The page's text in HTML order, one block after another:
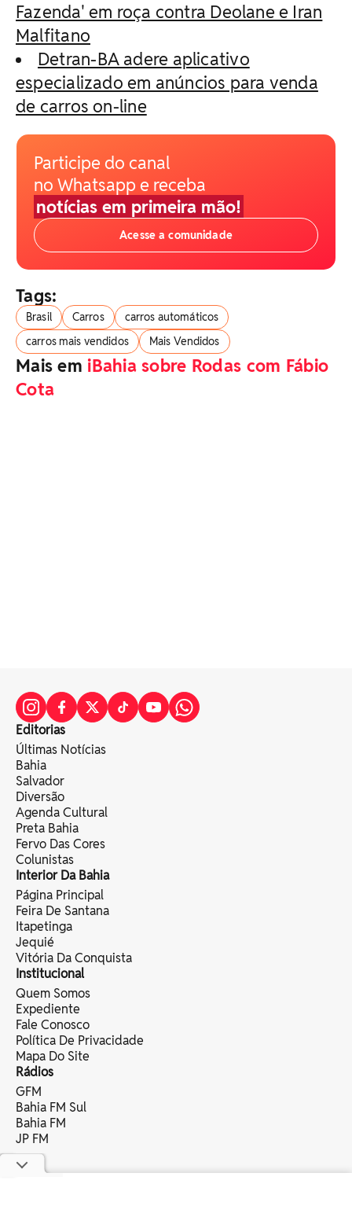
Fazenda' em roça contra Deolane e Iran
Malfitano
Detran-BA adere aplicativo
especializado em anúncios para venda
de carros on-line
Participe do canal
no Whatsapp e receba
notícias em primeira mão!
Acesse a comunidade
Tags:
Brasil Carros
carros automáticos
carros mais vendidos
Mais Vendidos
Mais em iBahia sobre Rodas com Fábio
Cota
Editorias
Últimas Notícias
Bahia
Salvador
Diversão
Agenda Cultural
Preta Bahia
Fervo Das Cores
Colunistas
Interior Da Bahia
Página Principal
Feira De Santana
Itapetinga
Jequié
Vitória Da Conquista
Institucional
Quem Somos
Expediente
Fale Conosco
Política De Privacidade
Mapa Do Site
Rádios
GFM
Bahia FM Sul
Bahia FM
JP FM